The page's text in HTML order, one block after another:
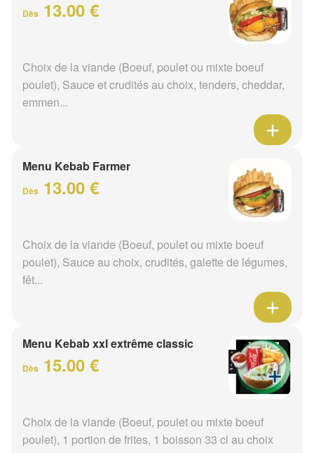
Dès 13.00 €
Choix de la viande (Boeuf, poulet ou mixte boeuf
poulet), Sauce et crudités au choix, tenders, cheddar,
emmen...
Menu Kebab Farmer
Dès 13.00 €
Choix de la viande (Boeuf, poulet ou mixte boeuf
poulet), Sauce au choix, crudités, galette de légumes,
fêt...
Menu Kebab xxl extrême classic
Dès 15.00 €
Choix de la viande (Boeuf, poulet ou mixte boeuf
poulet), 1 portion de frites, 1 boisson 33 cl au choix